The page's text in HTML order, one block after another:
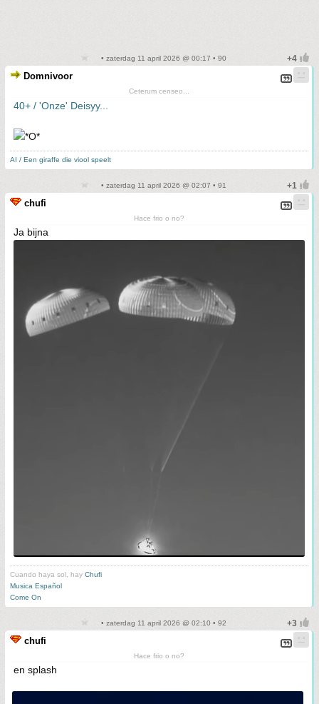
• zaterdag 11 april 2026 @ 00:17 • 90
Domnivoor
Ceterum censeo...
40+ / 'Onze' Deisyy...
AI / Een giraffe die viool speelt
• zaterdag 11 april 2026 @ 02:07 • 91
chufi
Hace frio o no?
Ja bijna
Cuando haya sol, hay Chufi
Musica Español
Come On
• zaterdag 11 april 2026 @ 02:10 • 92
chufi
Hace frio o no?
en splash